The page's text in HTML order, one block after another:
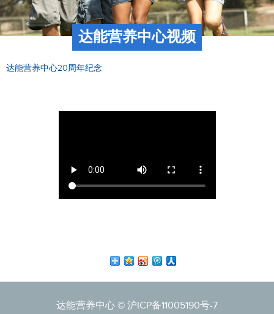
达能营养中心视频
达能营养中心20周年纪念
达能营养中心 © 沪ICP备11005190号-7